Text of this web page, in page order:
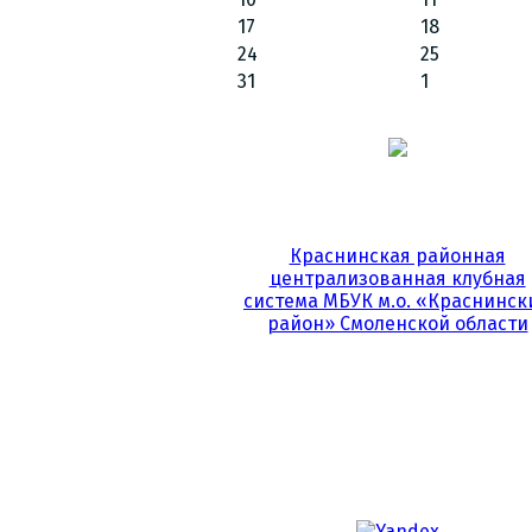
17
18
24
25
31
1
Краснинская районная
централизованная клубная
система МБУК м.о.
район» Смоленской области